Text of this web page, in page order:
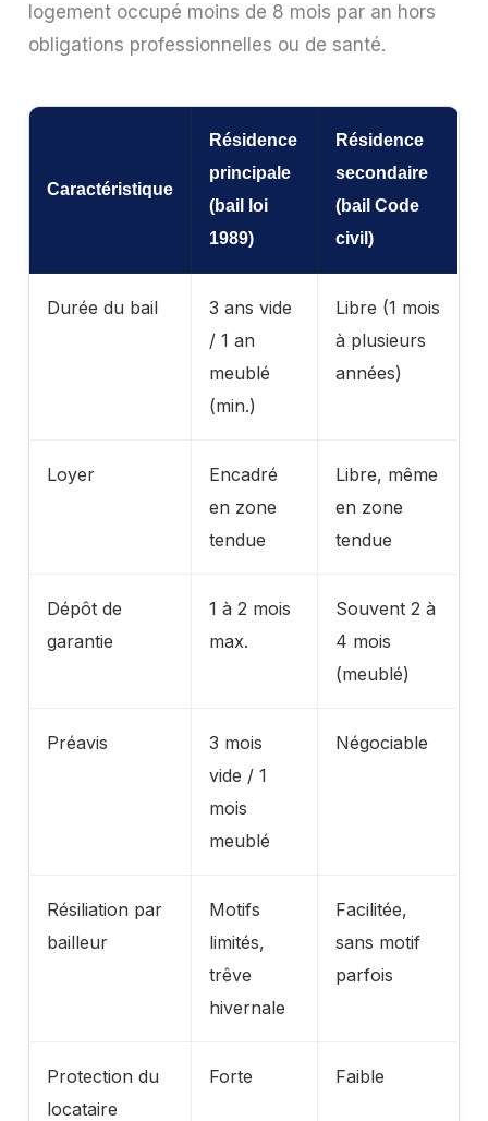
logement occupé moins de 8 mois par an hors
obligations professionnelles ou de santé.
Caractéristique
Résidence
principale
(bail loi
1989)
Résidence
secondaire
(bail Code
civil)
Durée du bail
3 ans vide
/ 1 an
meublé
(min.)
Libre (1 mois
à plusieurs
années)
Loyer
Encadré
en zone
tendue
Libre, même
en zone
tendue
Dépôt de
garantie
1 à 2 mois
max.
Souvent 2 à
4 mois
(meublé)
Préavis
3 mois
vide / 1
mois
meublé
Négociable
Résiliation par
bailleur
Motifs
limités,
trêve
hivernale
Facilitée,
sans motif
parfois
Protection du
locataire
Forte Faible